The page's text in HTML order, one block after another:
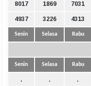
8017 1869 7031
4937 3226 4313
Senin Selasa Rabu
Senin Selasa Rabu
. . .